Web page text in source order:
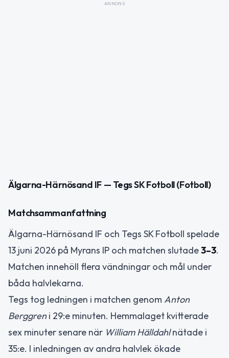
ANNONS
Älgarna-Härnösand IF — Tegs SK Fotboll (Fotboll)
Matchsammanfattning
Älgarna-Härnösand IF och Tegs SK Fotboll spelade
13 juni 2026 på Myrans IP och matchen slutade3–3.
Matchen innehöll flera vändningar och mål under
båda halvlekarna.
Tegs tog ledningen i matchen genom Anton
Berggreni 29:e minuten. Hemmalaget kvitterade
sex minuter senare när William Hälldahlnätade i
35:e. I inledningen av andra halvlek ökade